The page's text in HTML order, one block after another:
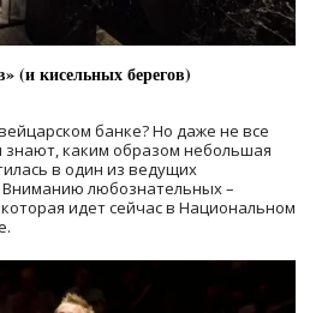
(и кисельных берегов)
банке? Но даже не все
знают, каким образом небольшая
в один из ведущих
любознательных –
идет сейчас в Национальном